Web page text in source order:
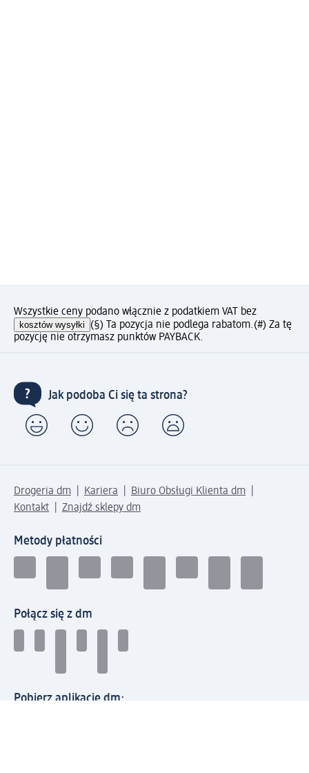
Wszystkie ceny podano włącznie z podatkiem VAT bez
kosztów wysyłki (§) Ta pozycja nie podlega rabatom.(#) Za tę
pozycję nie otrzymasz punktów PAYBACK.
Jak podoba Ci się ta strona?
Drogeria dm Kariera
Biuro Obsługi Klienta dm
Kontakt
Znajdź sklepy dm
Metody płatności
Połącz się z dm
Pobierz aplikację dm: